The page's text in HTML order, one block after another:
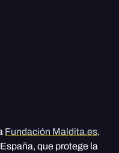
Fundación Maldita.es,
que protege la